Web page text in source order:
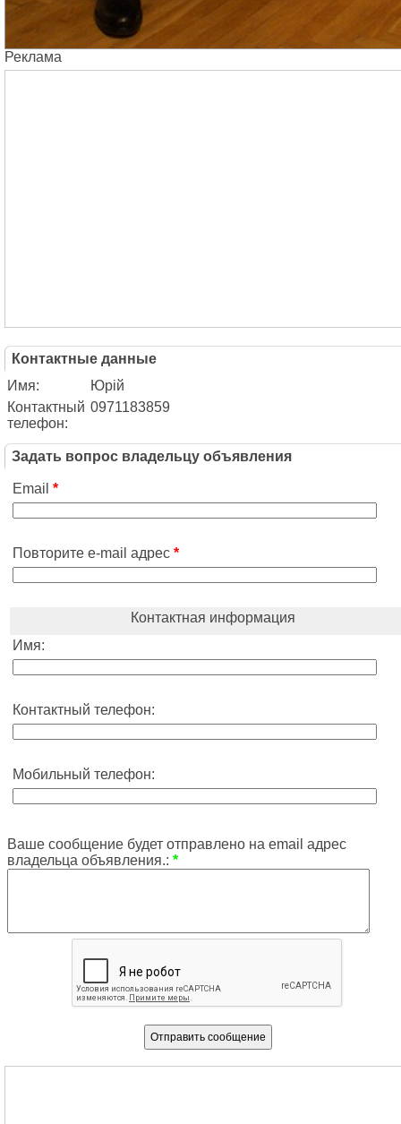
Реклама
Контактные данные
Имя:
Юрій
Контактный
телефон:
0971183859
Задать вопрос владельцу объявления
Email *
Повторите e-mail адрес *
Контактная информация
Имя:
Контактный телефон:
Мобильный телефон:
Ваше сообщение будет отправлено на email адрес
владельца объявления.: *